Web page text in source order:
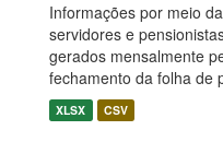
Informações por meio
servidores e
gerados mensalmente
fechamento da folha de
XLSX CSV